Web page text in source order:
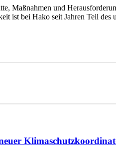
Maßnahmen und
ist bei Hako seit Jahren Teil des